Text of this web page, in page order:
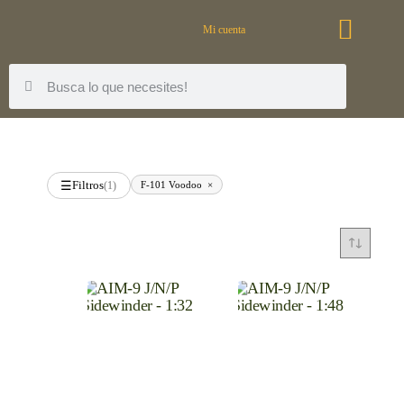
Mi cuenta
☰Filtros(1) F-101 Voodoo ×